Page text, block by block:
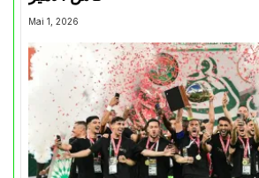
Mai 1, 2026